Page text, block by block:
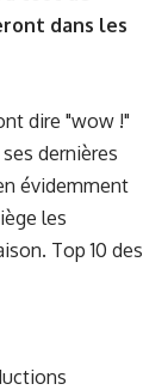
dans les
dire "wow !"
dernières
évidemment
les
Top 10 des